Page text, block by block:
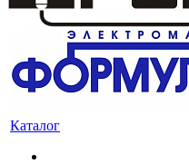
Каталог